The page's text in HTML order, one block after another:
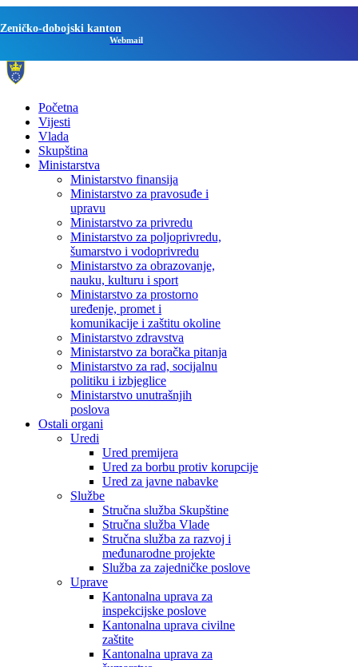
Zeničko-dobojski kanton
Webmail
Početna
Vijesti
Vlada
Skupština
Ministarstva
Ministarstvo finansija
Ministarstvo za pravosuđe i
upravu
Ministarstvo za privredu
Ministarstvo za poljoprivredu,
šumarstvo i vodoprivredu
Ministarstvo za obrazovanje,
nauku, kulturu i sport
Ministarstvo za prostorno
uređenje, promet i
komunikacije i zaštitu okoline
Ministarstvo zdravstva
Ministarstvo za boračka pitanja
Ministarstvo za rad, socijalnu
politiku i izbjeglice
Ministarstvo unutrašnjih
poslova
Ostali organi
Uredi
Ured premijera
Ured za borbu protiv korupcije
Ured za javne nabavke
Službe
Stručna služba Skupštine
Stručna služba Vlade
Stručna služba za razvoj i
međunarodne projekte
Služba za zajedničke poslove
Uprave
Kantonalna uprava za
inspekcijske poslove
Kantonalna uprava civilne
zaštite
Kantonalna uprava za